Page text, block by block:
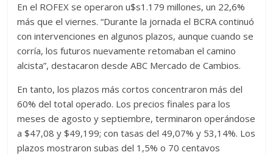
En el ROFEX se operaron u$s1.179 millones, un 22,6%
más que el viernes. “Durante la jornada el BCRA continuó
con intervenciones en algunos plazos, aunque cuando se
corría, los futuros nuevamente retomaban el camino
alcista”, destacaron desde ABC Mercado de Cambios.
En tanto, los plazos más cortos concentraron más del
60% del total operado. Los precios finales para los
meses de agosto y septiembre, terminaron operándose
a $47,08 y $49,199; con tasas del 49,07% y 53,14%. Los
plazos mostraron subas del 1,5% o 70 centavos